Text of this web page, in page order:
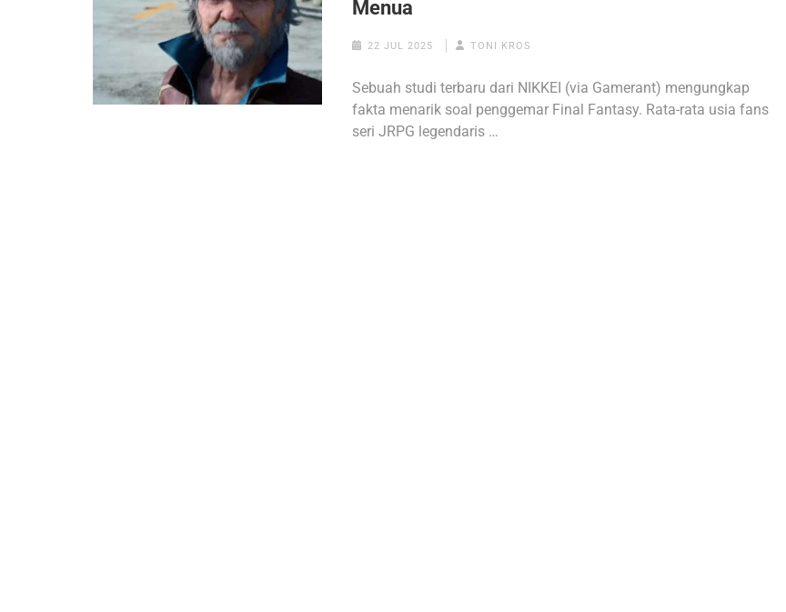
Menua
22 JUL 2025 TONI KROS
Sebuah studi terbaru dari NIKKEI (via Gamerant) mengungkap
fakta menarik soal penggemar Final Fantasy. Rata-rata usia fans
seri JRPG legendaris …